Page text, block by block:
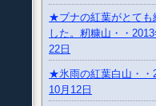
★ブナの紅葉がとても
した。籾糠山・・2013
22日
★氷雨の紅葉白山・・
10月12日